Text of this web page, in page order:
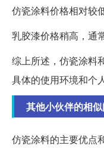
仿瓷涂料价格相对较
乳胶漆价格稍高，通
综上所述，仿瓷涂料
具体的使用环境和个
其他小伙伴的相似
仿瓷涂料的主要优点